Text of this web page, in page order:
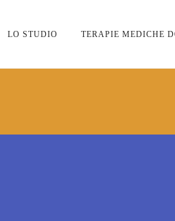
LO STUDIO TERAPIE MEDICHE